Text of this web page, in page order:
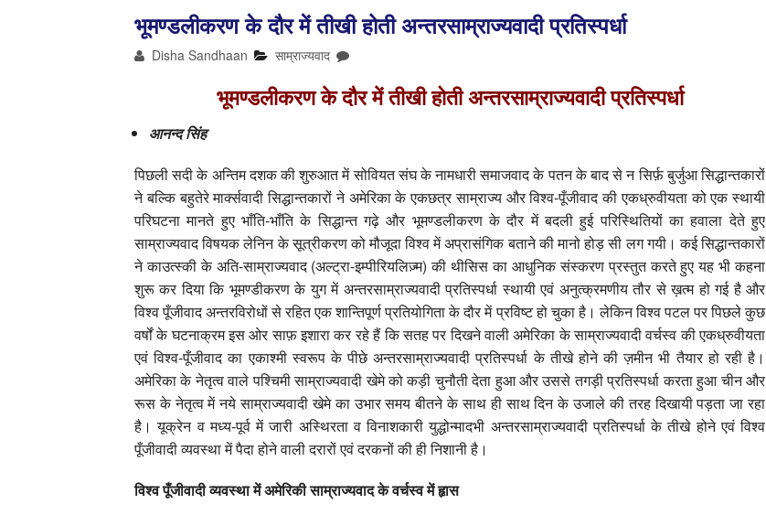
भूमण्डलीकरण के दौर में तीखी होती अन्तरसाम्राज्यवादी प्रतिस्पर्धा
Disha Sandhaan साम्राज्यवाद
भूमण्डलीकरण के दौर में तीखी होती अन्तरसाम्राज्यवादी प्रतिस्पर्धा
आनन्द सिंह
पिछली सदी के अन्तिम दशक की शुरुआत में सोवियत संघ के नामधारी समाजवाद के पतन के बाद से न सिर्फ़ बुर्जुआ सिद्धान्तकारों
ने बल्कि बहुतेरे मार्क्सवादी सिद्धान्तकारों ने अमेरिका के एकछत्र साम्राज्य और विश्व-पूँजीवाद की एकध्रुवीयता को एक स्थायी
परिघटना मानते हुए भाँति-भाँति के सिद्धान्त गढ़े और भूमण्डलीकरण के दौर में बदली हुई परिस्थितियों का हवाला देते हुए
साम्राज्यवाद विषयक लेनिन के सूत्रीकरण को मौजूदा विश्व में अप्रासंगिक बताने की मानो होड़ सी लग गयी। कई सिद्धान्तकारों
ने काउत्स्की के अति-साम्राज्यवाद (अल्ट्रा-इम्पीरियलिज़्म) की थीसिस का आधुनिक संस्करण प्रस्तुत करते हुए यह भी कहना
शुरू कर दिया कि भूमण्डीकरण के युग में अन्तरसाम्राज्यवादी प्रतिस्पर्धा स्थायी एवं अनुत्क्रमणीय तौर से ख़त्म हो गई है और
विश्व पूँजीवाद अन्तरविरोधों से रहित एक शान्तिपूर्ण प्रतियोगिता के दौर में प्रविष्ट हो चुका है। लेकिन विश्व पटल पर पिछले कुछ
वर्षों के घटनाक्रम इस ओर साफ़ इशारा कर रहे हैं कि सतह पर दिखने वाली अमेरिका के साम्राज्यवादी वर्चस्व की एकध्रुवीयता
एवं विश्व-पूँजीवाद का एकाश्मी स्वरूप के पीछे अन्तरसाम्राज्यवादी प्रतिस्पर्धा के तीखे होने की ज़मीन भी तैयार हो रही है।
अमेरिका के नेतृत्व वाले पश्चिमी साम्राज्यवादी खेमे को कड़ी चुनौती देता हुआ और उससे तगड़ी प्रतिस्पर्धा करता हुआ चीन और
रूस के नेतृत्व में नये साम्राज्यवादी खेमे का उभार समय बीतने के साथ ही साथ दिन के उजाले की तरह दिखायी पड़ता जा रहा
है। यूक्रेन व मध्य-पूर्व में जारी अस्थिरता व विनाशकारी युद्धोन्मादभी अन्तरसाम्राज्यवादी प्रतिस्पर्धा के तीखे होने एवं विश्व
पूँजीवादी व्यवस्था में पैदा होने वाली दरारों एवं दरकनों की ही निशानी है।
विश्व पूँजीवादी व्यवस्था में अमेरिकी साम्राज्यवाद के वर्चस्व में हृास